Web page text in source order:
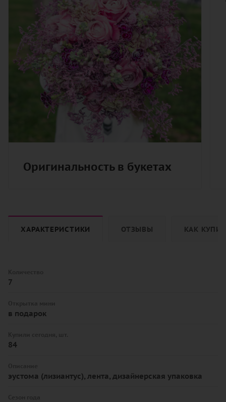
Оригинальность в букетах
ХАРАКТЕРИСТИКИ ОТЗЫВЫ КАК
7
в подарок
84
эустома (лизиантус), лента, дизайнерская упаковка